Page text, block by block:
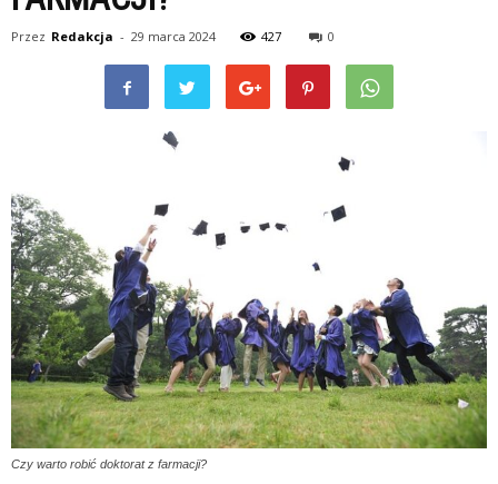
Przez Redakcja - 29 marca 2024 427 0
Czy warto robić doktorat z farmacji?